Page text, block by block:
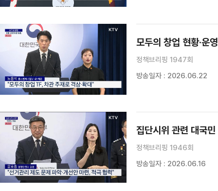
모두의 창업 현황·운
정책브리핑 1947회
방송일자 : 2026.06.22
집단시위 관련 대국민
정책브리핑 1946회
방송일자 : 2026.06.16